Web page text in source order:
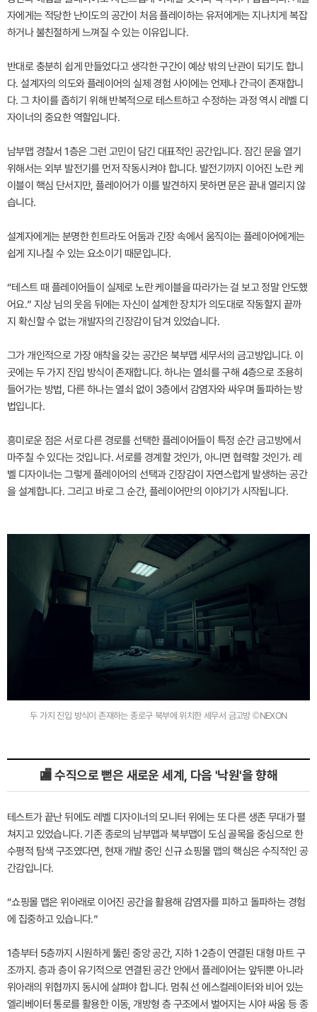
자에게는 적당한 난이도의 공간이 처음 플레이하는 유저에게는 지나치게 복잡
하거나 불친절하게 느껴질 수 있는 이유입니다.
반대로 충분히 쉽게 만들었다고 생각한 구간이 예상 밖의 난관이 되기도 합니
다. 설계자의 의도와 플레이어의 실제 경험 사이에는 언제나 간극이 존재합니
다. 그 차이를 좁히기 위해 반복적으로 테스트하고 수정하는 과정 역시 레벨 디
자이너의 중요한 역할입니다.
남부맵 경찰서 1층은 그런 고민이 담긴 대표적인 공간입니다. 잠긴 문을 열기
위해서는 외부 발전기를 먼저 작동시켜야 합니다. 발전기까지 이어진 노란 케
이블이 핵심 단서지만, 플레이어가 이를 발견하지 못하면 문은 끝내 열리지 않
습니다.
설계자에게는 분명한 힌트라도 어둠과 긴장 속에서 움직이는 플레이어에게는
쉽게 지나칠 수 있는 요소이기 때문입니다.
“테스트 때 플레이어들이 실제로 노란 케이블을 따라가는 걸 보고 정말 안도했
어요.” 지상 님의 웃음 뒤에는 자신이 설계한 장치가 의도대로 작동할지 끝까
지 확신할 수 없는 개발자의 긴장감이 담겨 있었습니다.
그가 개인적으로 가장 애착을 갖는 공간은 북부맵 세무서의 금고방입니다. 이
곳에는 두 가지 진입 방식이 존재합니다. 하나는 열쇠를 구해 4층으로 조용히
들어가는 방법, 다른 하나는 열쇠 없이 3층에서 감염자와 싸우며 돌파하는 방
법입니다.
흥미로운 점은 서로 다른 경로를 선택한 플레이어들이 특정 순간 금고방에서
마주칠 수 있다는 것입니다. 서로를 경계할 것인가, 아니면 협력할 것인가. 레
벨 디자이너는 그렇게 플레이어의 선택과 긴장감이 자연스럽게 발생하는 공간
을 설계합니다. 그리고 바로 그 순간, 플레이어만의 이야기가 시작됩니다.
두 가지 진입 방식이 존재하는 종로구 북부에 위치한 세무서 금고방 ©NEXON
🏬 수직으로 뻗은 새로운 세계, 다음 '낙원'을 향해
테스트가 끝난 뒤에도 레벨 디자이너의 모니터 위에는 또 다른 생존 무대가 펼
쳐지고 있었습니다. 기존 종로의 남부맵과 북부맵이 도심 골목을 중심으로 한
수평적 탐색 구조였다면, 현재 개발 중인 신규 쇼핑몰 맵의 핵심은 수직적인 공
간감입니다.
“쇼핑몰 맵은 위아래로 이어진 공간을 활용해 감염자를 피하고 돌파하는 경험
에 집중하고 있습니다.”
1층부터 5층까지 시원하게 뚫린 중앙 공간, 지하 1·2층이 연결된 대형 마트 구
조까지. 층과 층이 유기적으로 연결된 공간 안에서 플레이어는 앞뒤뿐 아니라
위아래의 위협까지 동시에 살펴야 합니다. 멈춰 선 에스컬레이터와 비어 있는
엘리베이터 통로를 활용한 이동, 개방형 층 구조에서 벌어지는 시야 싸움 등 종